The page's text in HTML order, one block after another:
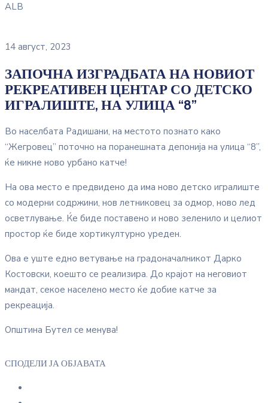
ALB
14 август, 2023
ЗАПОЧНА ИЗГРАДБАТА НА НОВИОТ
РЕКРЕАТИВЕН ЦЕНТАР СО ДЕТСКО
ИГРАЛИШТЕ, НА УЛИЦА “8”
Во населбата Радишани, на местото познато како
“Жегровец” поточно на поранешната депонија на улица “8”,
ќе никне ново урбано катче!
На ова место е предвидено да има ново детско игралиште
со модерни содржини, нов летниковец за одмор, ново лед
осветлување. Ќе биде поставено и ново зеленило и целиот
простор ќе биде хортикултурно уреден.
Ова е уште едно ветување на градоначалникот Дарко
Костовски, коешто се реализира. До крајот на неговиот
мандат, секое населено место ќе добие катче за
рекреација.
Општина Бутел се менува!
СПОДЕЛИ ЈА ОБЈАВАТА